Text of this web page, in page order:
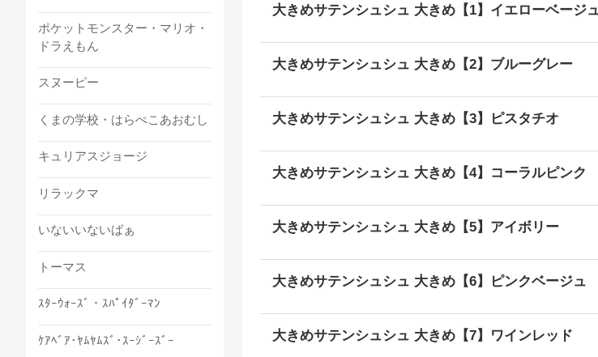
大きめサテンシュシュ 大きめ【1】イエローベージ
大きめサテンシュシュ 大きめ【2】ブルーグレー
大きめサテンシュシュ 大きめ【3】ピスタチオ
大きめサテンシュシュ 大きめ【4】コーラルピンク
大きめサテンシュシュ 大きめ【5】アイボリー
大きめサテンシュシュ 大きめ【6】ピンクベージュ
大きめサテンシュシュ 大きめ【7】ワインレッド
ポケットモンスター・マリオ・
ドラえもん
スヌーピー
くまの学校・はらぺこあおむし
キュリアスジョージ
リラックマ
いないいないばぁ
トーマス
ｽﾀｰｳｫｰｽﾞ・ｽﾊﾟｲﾀﾞｰﾏﾝ
ｹｱﾍﾞｱ･ﾔﾑﾔﾑｽﾞ･ｽｰｼﾞｰｽﾞｰ